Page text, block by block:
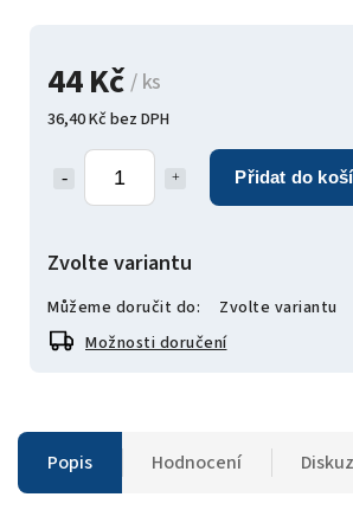
44 Kč/ ks
36,40 Kč bez DPH
Přidat do
Zvolte variantu
Můžeme doručit do:
Zvolte variantu
Možnosti doručení
Popis Hodnocení